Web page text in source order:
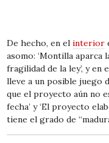
De hecho, en elinterior
asomo: ‘Montilla aparca
fragilidad de la ley’, y
lleve a un posible juego
que el proyecto aún no
fecha’ y ‘El proyecto
tiene el grado de